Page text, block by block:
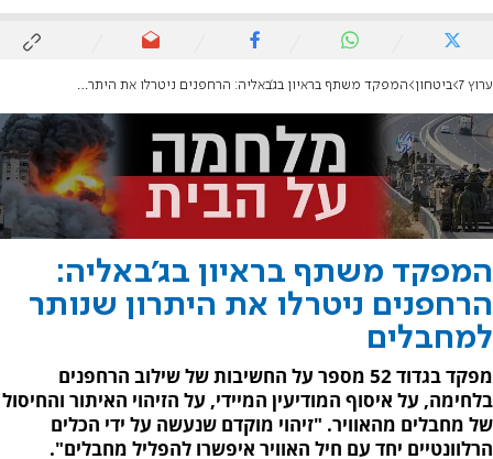
ערוץ 7 ביטחון המפקד משתף בראיון בג'באליה: הרחפנים ניטרלו את היתרון שנותר למחבלים
המפקד משתף בראיון בג'באליה:
הרחפנים ניטרלו את היתרון שנותר
למחבלים
מפקד בגדוד 52 מספר על החשיבות של שילוב הרחפנים
בלחימה, על איסוף המודיעין המיידי, על הזיהוי האיתור והחיסול
של מחבלים מהאוויר. "זיהוי מוקדם שנעשה על ידי הכלים
הרלוונטיים יחד עם חיל האוויר איפשרו להפליל מחבלים".